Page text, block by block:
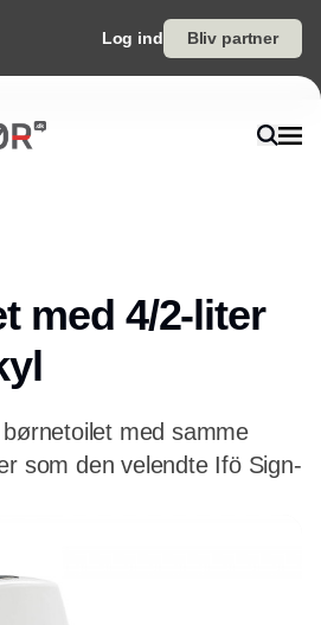
Log ind Bliv partner
med 4/2-liter
med samme
som den velendte Ifö Sign-